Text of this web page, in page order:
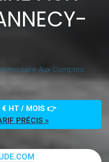
Aux Comptes
€ HT / MOIS 👉
PRÉCIS »